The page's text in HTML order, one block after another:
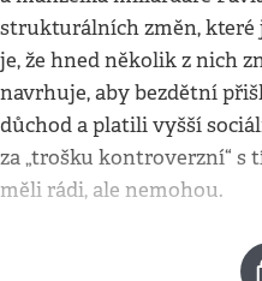
strukturálních změn,
je, že hned několik z nich
navrhuje, aby bezdětní
důchod a platili vyšší
za „trošku kontroverzní“ s
měli rádi, ale nemohou.